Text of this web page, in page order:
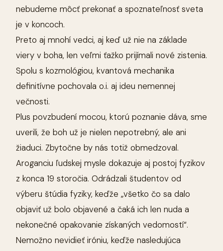
nebudeme môcť prekonať a spoznateľnosť sveta
je v koncoch.
Preto aj mnohí vedci, aj keď už nie na základe
viery v boha, len veľmi ťažko prijímali nové zistenia.
Spolu s kozmológiou, kvantová mechanika
definitívne pochovala o.i. aj ideu nemennej
večnosti.
Plus povzbudení mocou, ktorú poznanie dáva, sme
uverili, že boh už je nielen nepotrebný, ale ani
žiaduci. Zbytočne by nás totiž obmedzoval.
Aroganciu ľudskej mysle dokazuje aj postoj fyzikov
z konca 19 storočia. Odrádzali študentov od
výberu štúdia fyziky, keďže „všetko čo sa dalo
objaviť už bolo objavené a čaká ich len nuda a
nekonečné opakovanie získaných vedomostí“.
Nemožno nevidieť iróniu, keďže nasledujúca